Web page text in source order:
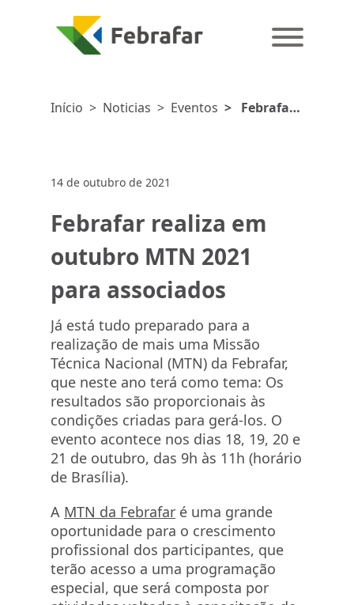
Início > Noticias > Eventos > Febrafar
14 de outubro de 2021
Febrafar realiza em
outubro MTN 2021
para associados
Já está tudo preparado para a
realização de mais uma Missão
Técnica Nacional (MTN) da Febrafar,
que neste ano terá como tema: Os
resultados são proporcionais às
condições criadas para gerá-los. O
evento acontece nos dias 18, 19, 20 e
21 de outubro, das 9h às 11h (horário
de Brasília).
A MTN da Febrafar é uma grande
oportunidade para o crescimento
profissional dos participantes, que
terão acesso a uma programação
especial, que será composta por